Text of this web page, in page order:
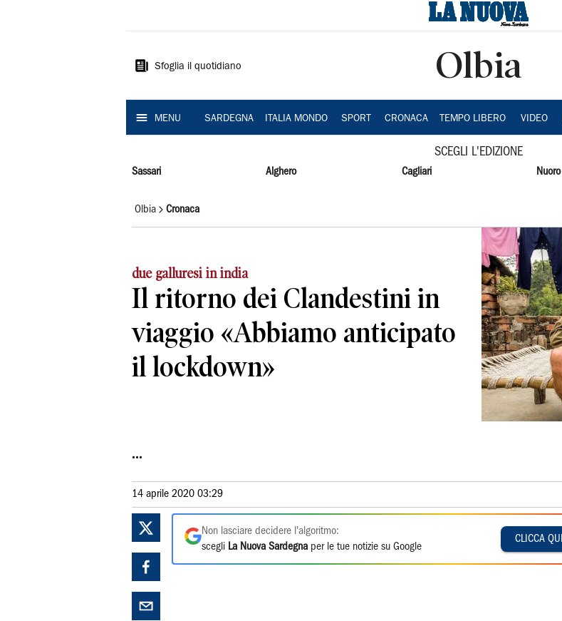
Sardegna
Sfoglia il quotidiano Olbia
MENU SARDEGNA ITALIA MONDO SPORT CRONACA TEMPO LIBERO VIDEO
SCEGLI L'EDIZIONE
Sassari Alghero Cagliari Nuoro
Olbia Cronaca
due galluresi in india
Il ritorno dei Clandestini in
viaggio «Abbiamo anticipato
il lockdown»
...
14 aprile 2020 03:29
Non lasciare decidere l'algoritmo:
scegli La Nuova Sardegna per le tue notizie su Google
CLICCA QUI